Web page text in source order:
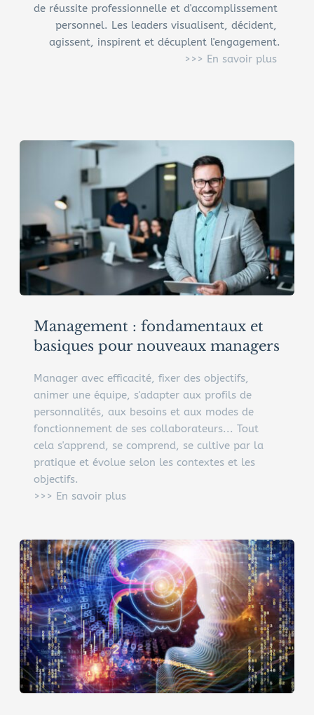
de réussite professionnelle et d'accomplissement
personnel. Les leaders visualisent, décident,
agissent, inspirent et décuplent l'engagement.
>>> En savoir plus
Management : fondamentaux et
basiques pour nouveaux managers
Manager avec efficacité, fixer des objectifs,
animer une équipe, s'adapter aux profils de
personnalités, aux besoins et aux modes de
fonctionnement de ses collaborateurs... Tout
cela s'apprend, se comprend, se cultive par la
pratique et évolue selon les contextes et les
objectifs.
>>> En savoir plus